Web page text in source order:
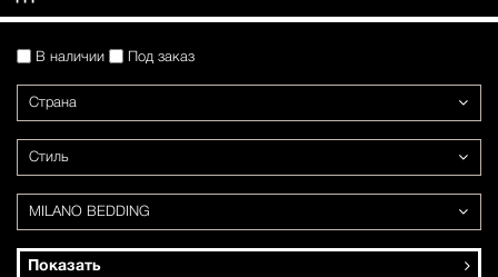
В наличии Под заказ
Страна
Стиль
MILANO BEDDING
Показать